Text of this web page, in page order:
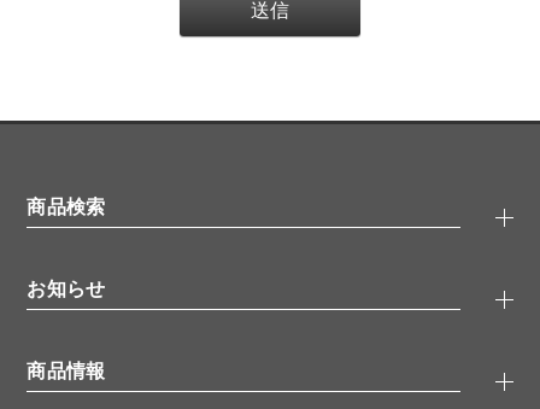
商品検索
タンパク質検索
ELISA/ELISpot検索
品番検索
お知らせ
無料サンプル
商品情報